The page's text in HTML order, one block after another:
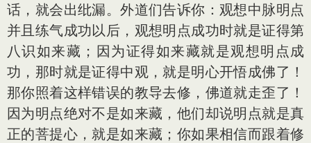
话，就会出纰漏。外道们告诉你：观想中脉明点
并且练气成功以后，观想明点成功时就是证得第
八识如来藏；因为证得如来藏就是观想明点成
功，那时就是证得中观，就是明心开悟成佛了！
那你照着这样错误的教导去修，佛道就走歪了！
因为明点绝对不是如来藏，他们却说明点就是真
正的菩提心，就是如来藏；你如果相信而跟着修